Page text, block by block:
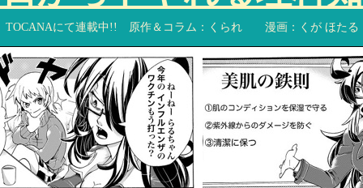
TOCANAにて連載中!! 原作＆コラム：くられ 漫画：くが ほたる